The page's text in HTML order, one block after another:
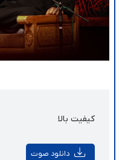
کیفیت بالا
دانلود صوت